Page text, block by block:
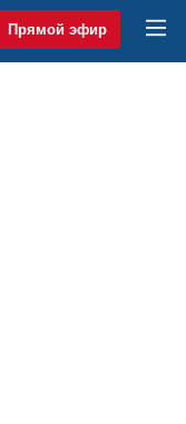
Прямой эфир